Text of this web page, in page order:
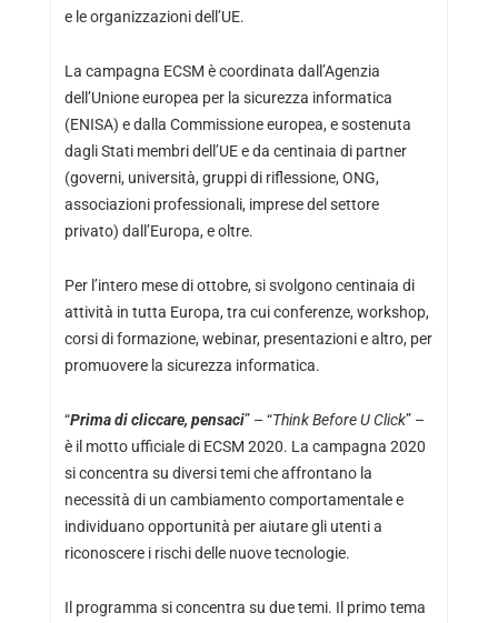
e le organizzazioni dell’UE.
La campagna ECSM è coordinata dall’Agenzia
dell’Unione europea per la sicurezza informatica
(ENISA) e dalla Commissione europea, e sostenuta
dagli Stati membri dell’UE e da centinaia di partner
(governi, università, gruppi di riflessione, ONG,
associazioni professionali, imprese del settore
privato) dall’Europa, e oltre.
Per l’intero mese di ottobre, si svolgono centinaia di
attività in tutta Europa, tra cui conferenze, workshop,
corsi di formazione, webinar, presentazioni e altro, per
promuovere la sicurezza informatica.
“Prima di cliccare, pensaci” – “Think Before U Click” –
è il motto ufficiale di ECSM 2020. La campagna 2020
si concentra su diversi temi che affrontano la
necessità di un cambiamento comportamentale e
individuano opportunità per aiutare gli utenti a
riconoscere i rischi delle nuove tecnologie.
Il programma si concentra su due temi. Il primo tema